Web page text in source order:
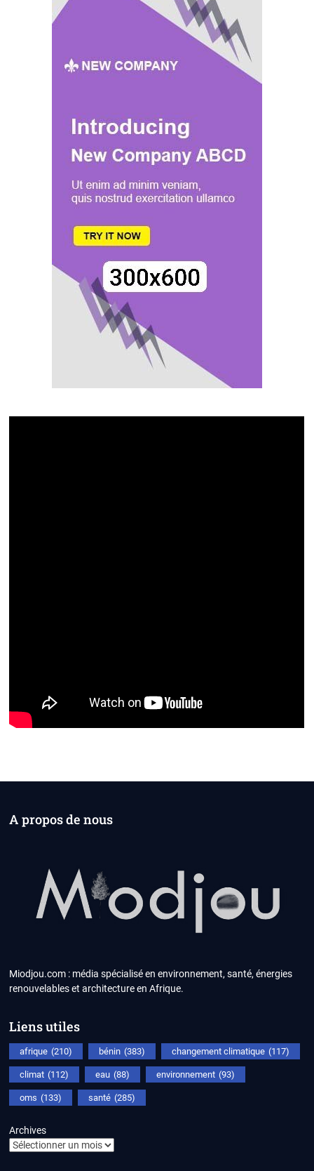
A propos de nous
Miodjou.com : média spécialisé en environnement, santé, énergies
renouvelables et architecture en Afrique.
Liens utiles
afrique (210) bénin (383) changement climatique (117)
climat (112) eau (88) environnement (93)
oms (133) santé (285)
Archives